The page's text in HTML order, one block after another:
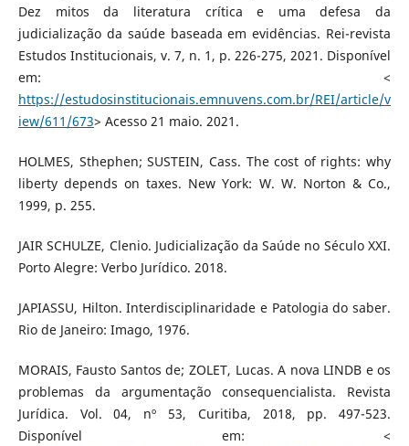
Dez mitos da literatura crítica e uma defesa da
judicialização da saúde baseada em evidências. Rei-revista
Estudos Institucionais, v. 7, n. 1, p. 226-275, 2021. Disponível
em: <
https://estudosinstitucionais.emnuvens.com.br/REI/article/v
iew/611/673> Acesso 21 maio. 2021.
HOLMES, Sthephen; SUSTEIN, Cass. The cost of rights: why
liberty depends on taxes. New York: W. W. Norton & Co.,
1999, p. 255.
JAIR SCHULZE, Clenio. Judicialização da Saúde no Século XXI.
Porto Alegre: Verbo Jurídico. 2018.
JAPIASSU, Hilton. Interdisciplinaridade e Patologia do saber.
Rio de Janeiro: Imago, 1976.
MORAIS, Fausto Santos de; ZOLET, Lucas. A nova LINDB e os
problemas da argumentação consequencialista. Revista
Jurídica. Vol. 04, nº 53, Curitiba, 2018, pp. 497-523.
Disponível em: <